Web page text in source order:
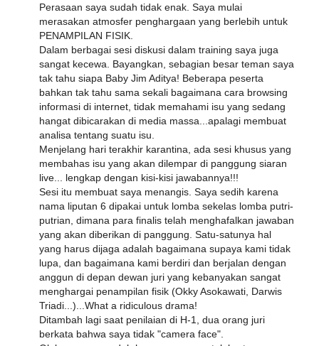
Perasaan saya sudah tidak enak. Saya mulai
merasakan atmosfer penghargaan yang berlebih untuk
PENAMPILAN FISIK.
Dalam berbagai sesi diskusi dalam training saya juga
sangat kecewa. Bayangkan, sebagian besar teman saya
tak tahu siapa Baby Jim Aditya! Beberapa peserta
bahkan tak tahu sama sekali bagaimana cara browsing
informasi di internet, tidak memahami isu yang sedang
hangat dibicarakan di media massa...apalagi membuat
analisa tentang suatu isu.
Menjelang hari terakhir karantina, ada sesi khusus yang
membahas isu yang akan dilempar di panggung siaran
live... lengkap dengan kisi-kisi jawabannya!!!
Sesi itu membuat saya menangis. Saya sedih karena
nama liputan 6 dipakai untuk lomba sekelas lomba putri-
putrian, dimana para finalis telah menghafalkan jawaban
yang akan diberikan di panggung. Satu-satunya hal
yang harus dijaga adalah bagaimana supaya kami tidak
lupa, dan bagaimana kami berdiri dan berjalan dengan
anggun di depan dewan juri yang kebanyakan sangat
menghargai penampilan fisik (Okky Asokawati, Darwis
Triadi...)...What a ridiculous drama!
Ditambah lagi saat penilaian di H-1, dua orang juri
berkata bahwa saya tidak "camera face".